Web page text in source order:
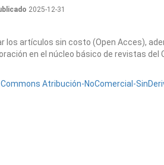
2025-12-31
los artículos sin costo (Open Acces),
en el núcleo básico de revistas del
Atribución-NoComercial-